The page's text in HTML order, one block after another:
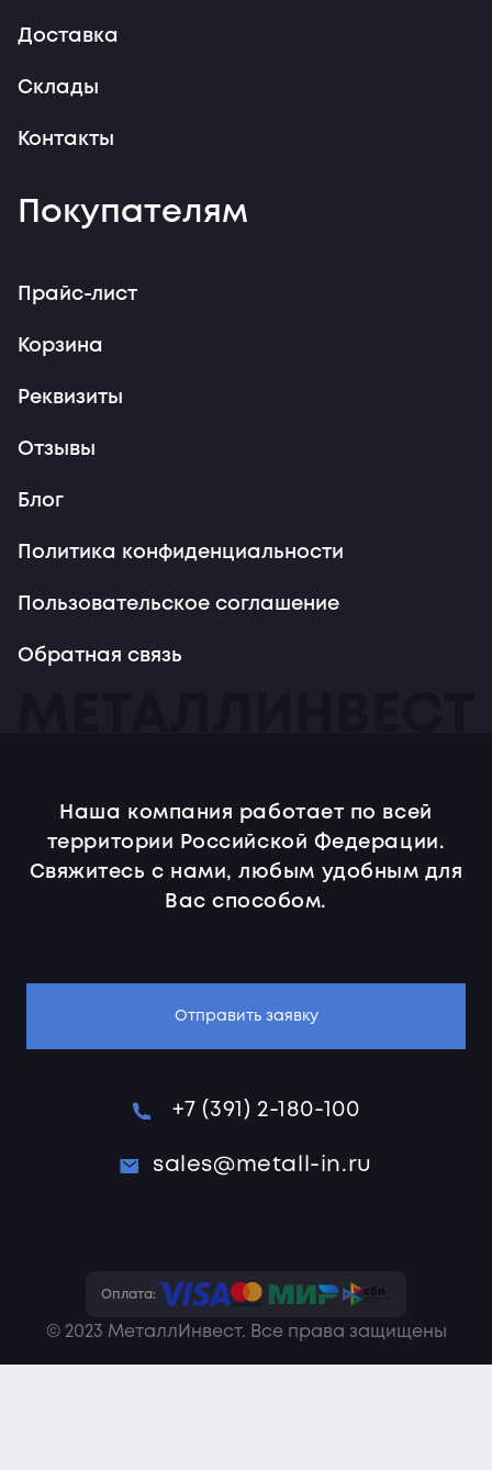
Доставка
Склады
Контакты
Покупателям
Прайс-лист
Корзина
Реквизиты
Отзывы
Блог
Политика конфиденциальности
Пользовательское соглашение
Обратная связь
Наша компания работает по всей
территории Российской Федерации.
Свяжитесь с нами, любым удобным для
Вас способом.
Отправить заявку
+7 (391) 2-180-100
sales@metall-in.ru
Оплата:
© 2023 МеталлИнвест. Все права защищены